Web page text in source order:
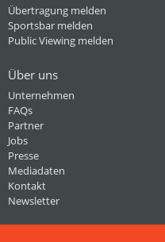
Übertragung melden
Sportsbar melden
Public Viewing melden
Über uns
Unternehmen
FAQs
Partner
Jobs
Presse
Mediadaten
Kontakt
Newsletter